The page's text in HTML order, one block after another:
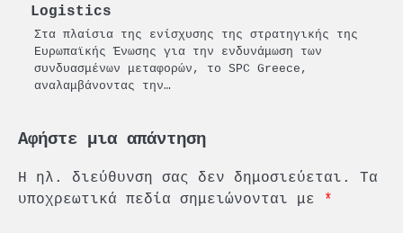
Logistics
Στα πλαίσια της ενίσχυσης της στρατηγικής της
Ευρωπαϊκής Ένωσης για την ενδυνάμωση των
συνδυασμένων μεταφορών, το SPC Greece,
αναλαμβάνοντας την…
Αφήστε μια απάντηση
Η ηλ. διεύθυνση σας δεν δημοσιεύεται.
Τα
υποχρεωτικά πεδία σημειώνονται με
*